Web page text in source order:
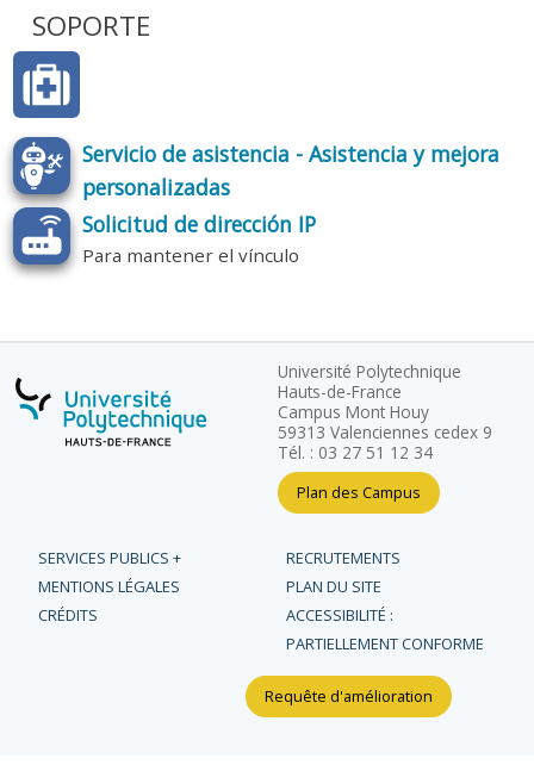
SOPORTE
Servicio de asistencia - Asistencia y mejora
personalizadas
Solicitud de dirección IP
Para mantener el vínculo
Université Polytechnique
Hauts-de-France
Campus Mont Houy
59313 Valenciennes cedex 9
Tél. : 03 27 51 12 34
Plan des Campus
SERVICES PUBLICS +
RECRUTEMENTS
MENTIONS LÉGALES
PLAN DU SITE
CRÉDITS
ACCESSIBILITÉ :
PARTIELLEMENT CONFORME
Requête d'amélioration